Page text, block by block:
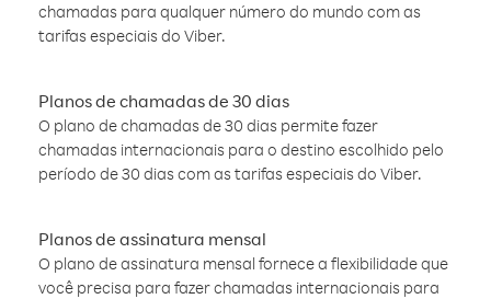
chamadas para qualquer número do mundo com as
tarifas especiais do Viber.
Planos de chamadas de 30 dias
O plano de chamadas de 30 dias permite fazer
chamadas internacionais para o destino escolhido pelo
período de 30 dias com as tarifas especiais do Viber.
Planos de assinatura mensal
O plano de assinatura mensal fornece a flexibilidade que
você precisa para fazer chamadas internacionais para